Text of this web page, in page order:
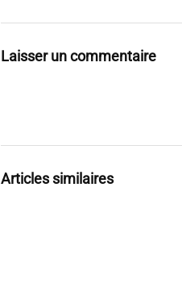
Laisser un commentaire
Articles similaires